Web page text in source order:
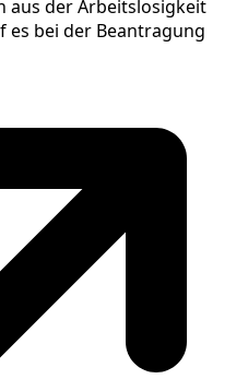
aus der Arbeitslosigkeit
bei der Beantragung